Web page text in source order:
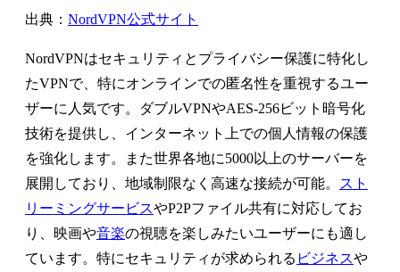
出典： NordVPN公式サイト
NordVPNはセキュリティとプライバシー保護に特化し
たVPNで、特にオンラインでの匿名性を重視するユー
ザーに人気です。ダブルVPNやAES-256ビット暗号化
技術を提供し、インターネット上での個人情報の保護
を強化します。また世界各地に5000以上のサーバーを
展開しており、地域制限なく高速な接続が可能。
スト
リーミングサービスやP2Pファイル共有に対応してお
り、映画や音楽の視聴を楽しみたいユーザーにも適し
ています。特にセキュリティが求められる ビジネスや